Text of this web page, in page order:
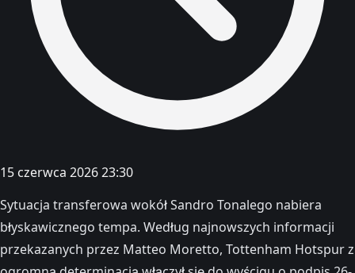
15 czerwca 2026 23:30
Sytuacja transferowa wokół Sandro Tonalego nabiera
błyskawicznego tempa. Według najnowszych informacji
przekazanych przez Matteo Moretto, Tottenham Hotspur z